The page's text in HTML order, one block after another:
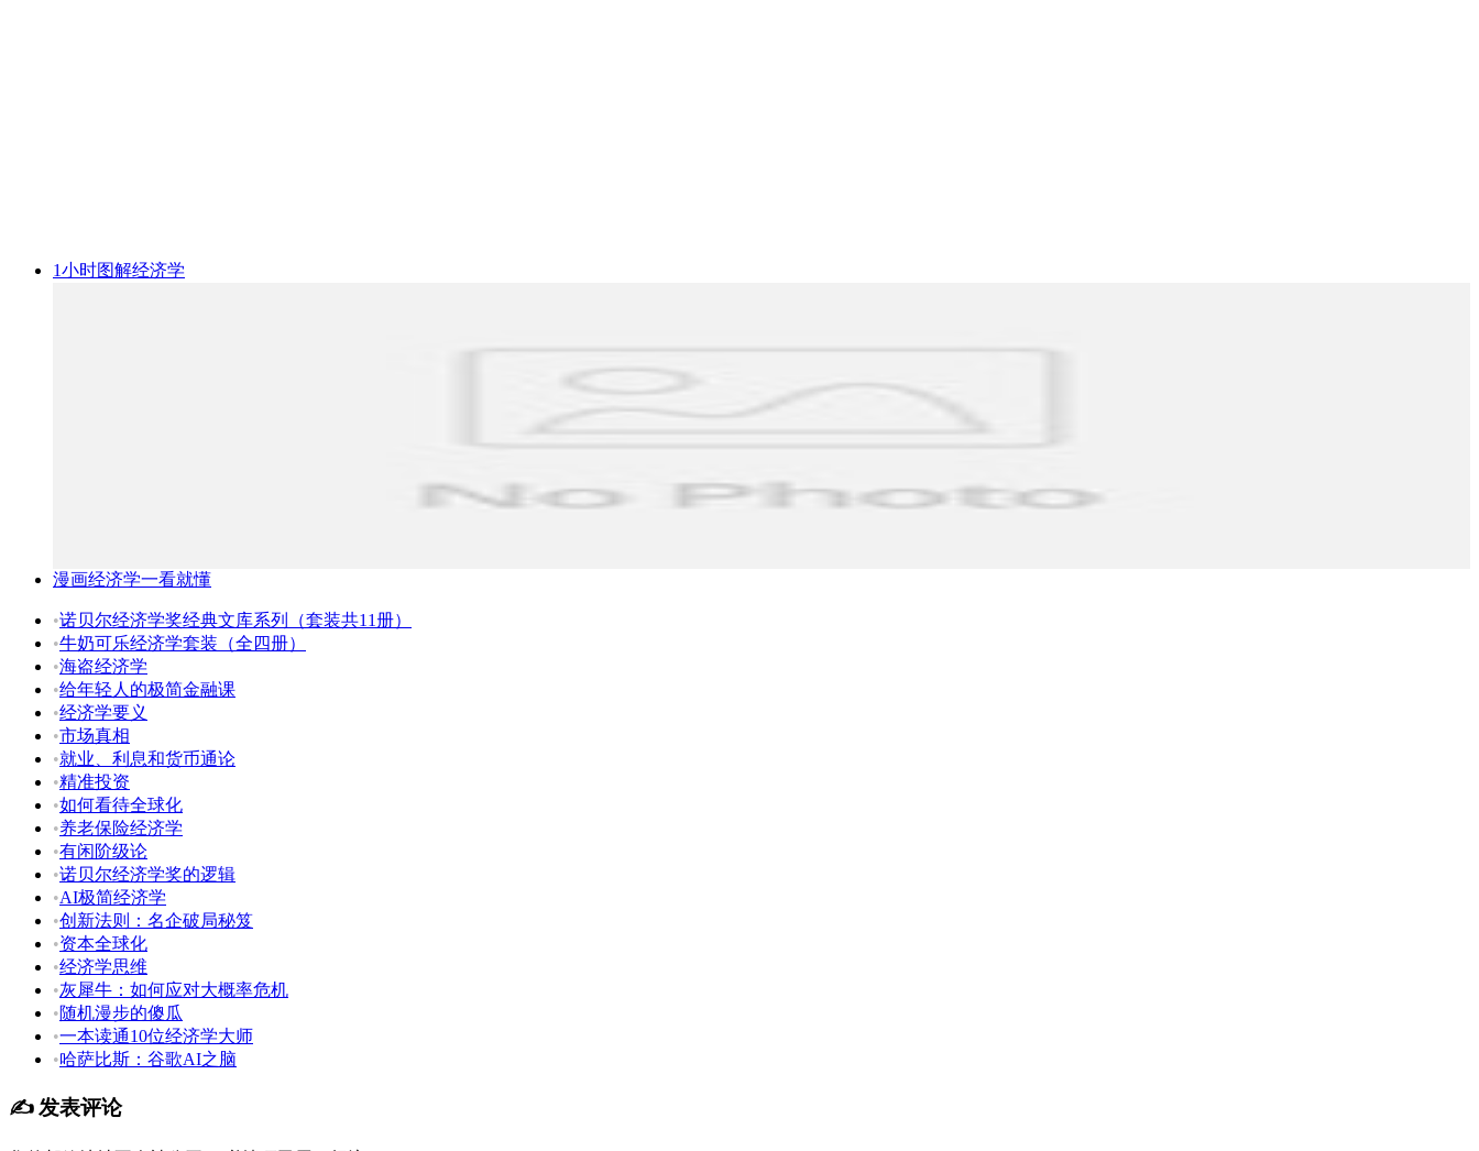
1小时图解经济学
漫画经济学一看就懂
•诺贝尔经济学奖经典文库系列（套装共11册）
•牛奶可乐经济学套装（全四册）
•海盗经济学
•给年轻人的极简金融课
•经济学要义
•市场真相
•就业、利息和货币通论
•精准投资
•如何看待全球化
•养老保险经济学
•有闲阶级论
•诺贝尔经济学奖的逻辑
•AI极简经济学
•创新法则：名企破局秘笈
•资本全球化
•经济学思维
•灰犀牛：如何应对大概率危机
•随机漫步的傻瓜
•一本读通10位经济学大师
•哈萨比斯：谷歌AI之脑
✍️ 发表评论